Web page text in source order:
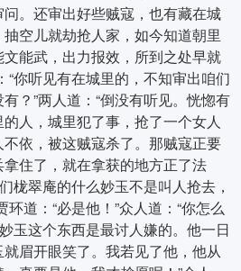
。还审出好些贼寇，也有藏在城
空儿就劫抢人家，如今知道朝里
能武，出力报效，所到之处早就
“你听见有在城里的，不知审出咱们
？”两人道：“倒没有听见。恍惚有
人，城里犯了事，抢了一个女人
依，被这贼寇杀了。那贼寇正要
住了，就在拿获的地方正了法
栊翠庵的什么妙玉不是叫人抢去，
环道：“必是他！”众人道：“你怎么
玉这个东西是最讨人嫌的。他一日
眉开眼笑了。我若见了他，他从